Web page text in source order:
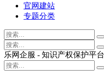
官网建站
专题分类
乐网企服 - 知识产权保护平台